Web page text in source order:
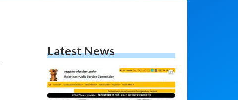
Latest News